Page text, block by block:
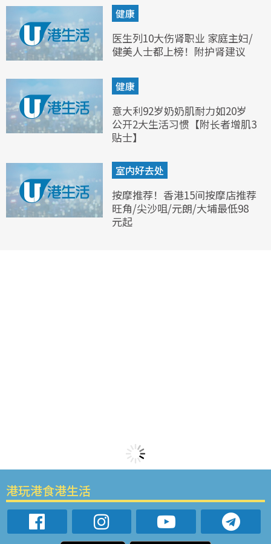
健康
医生列10大伤肾职业 家庭主妇/
健美人士都上榜！附护肾建议
健康
意大利92岁奶奶肌耐力如20岁
公开2大生活习惯【附长者增肌3
贴士】
室内好去处
按摩推荐！香港15间按摩店推荐
旺角/尖沙咀/元朗/大埔最低98
元起
港玩港食港生活